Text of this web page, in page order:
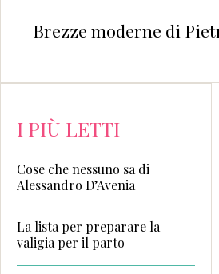
Brezze moderne di
I PIÙ LETTI
Cose che nessuno sa di
Alessandro D’Avenia
La lista per preparare la
valigia per il parto